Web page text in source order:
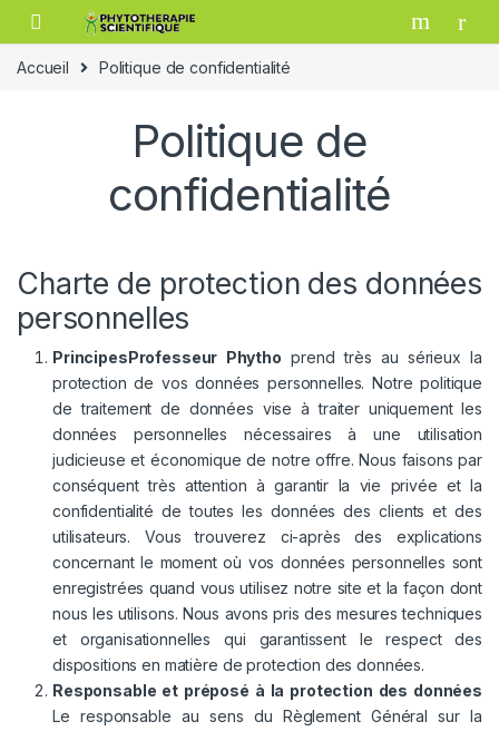
Passer à la navigation
Aller au contenu
Accueil Politique de confidentialité
Politique de
confidentialité
Charte de protection des données
personnelles
PrincipesProfesseur Phytho prend très au sérieux la
protection de vos données personnelles. Notre politique
de traitement de données vise à traiter uniquement les
données personnelles nécessaires à une utilisation
judicieuse et économique de notre offre. Nous faisons par
conséquent très attention à garantir la vie privée et la
confidentialité de toutes les données des clients et des
utilisateurs. Vous trouverez ci-après des explications
concernant le moment où vos données personnelles sont
enregistrées quand vous utilisez notre site et la façon dont
nous les utilisons. Nous avons pris des mesures techniques
et organisationnelles qui garantissent le respect des
dispositions en matière de protection des données.
Responsable et préposé à la protection des données
Le responsable au sens du Règlement Général sur la